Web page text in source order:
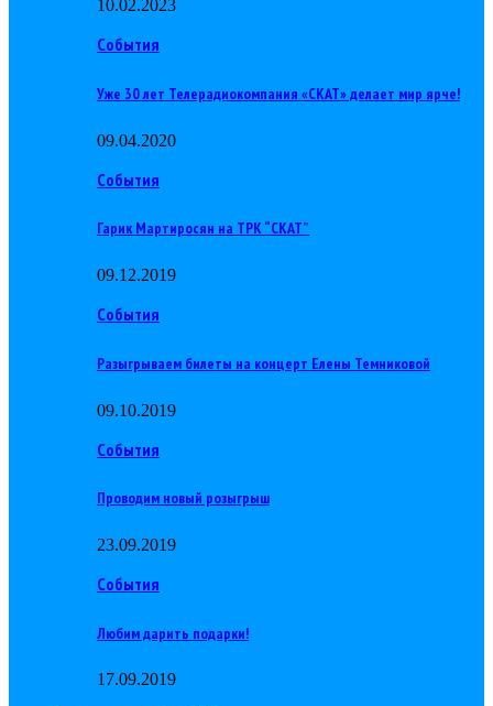
10.02.2023
События
Уже 30 лет Телерадиокомпания «СКАТ» делает мир ярче!
09.04.2020
События
Гарик Мартиросян на ТРК “СКАТ”
09.12.2019
События
Разыгрываем билеты на концерт Елены Темниковой
09.10.2019
События
Проводим новый розыгрыш
23.09.2019
События
Любим дарить подарки!
17.09.2019